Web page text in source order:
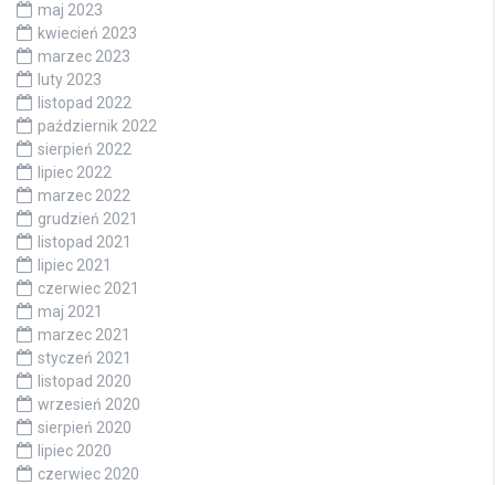
maj 2023
kwiecień 2023
marzec 2023
luty 2023
listopad 2022
październik 2022
sierpień 2022
lipiec 2022
marzec 2022
grudzień 2021
listopad 2021
lipiec 2021
czerwiec 2021
maj 2021
marzec 2021
styczeń 2021
listopad 2020
wrzesień 2020
sierpień 2020
lipiec 2020
czerwiec 2020